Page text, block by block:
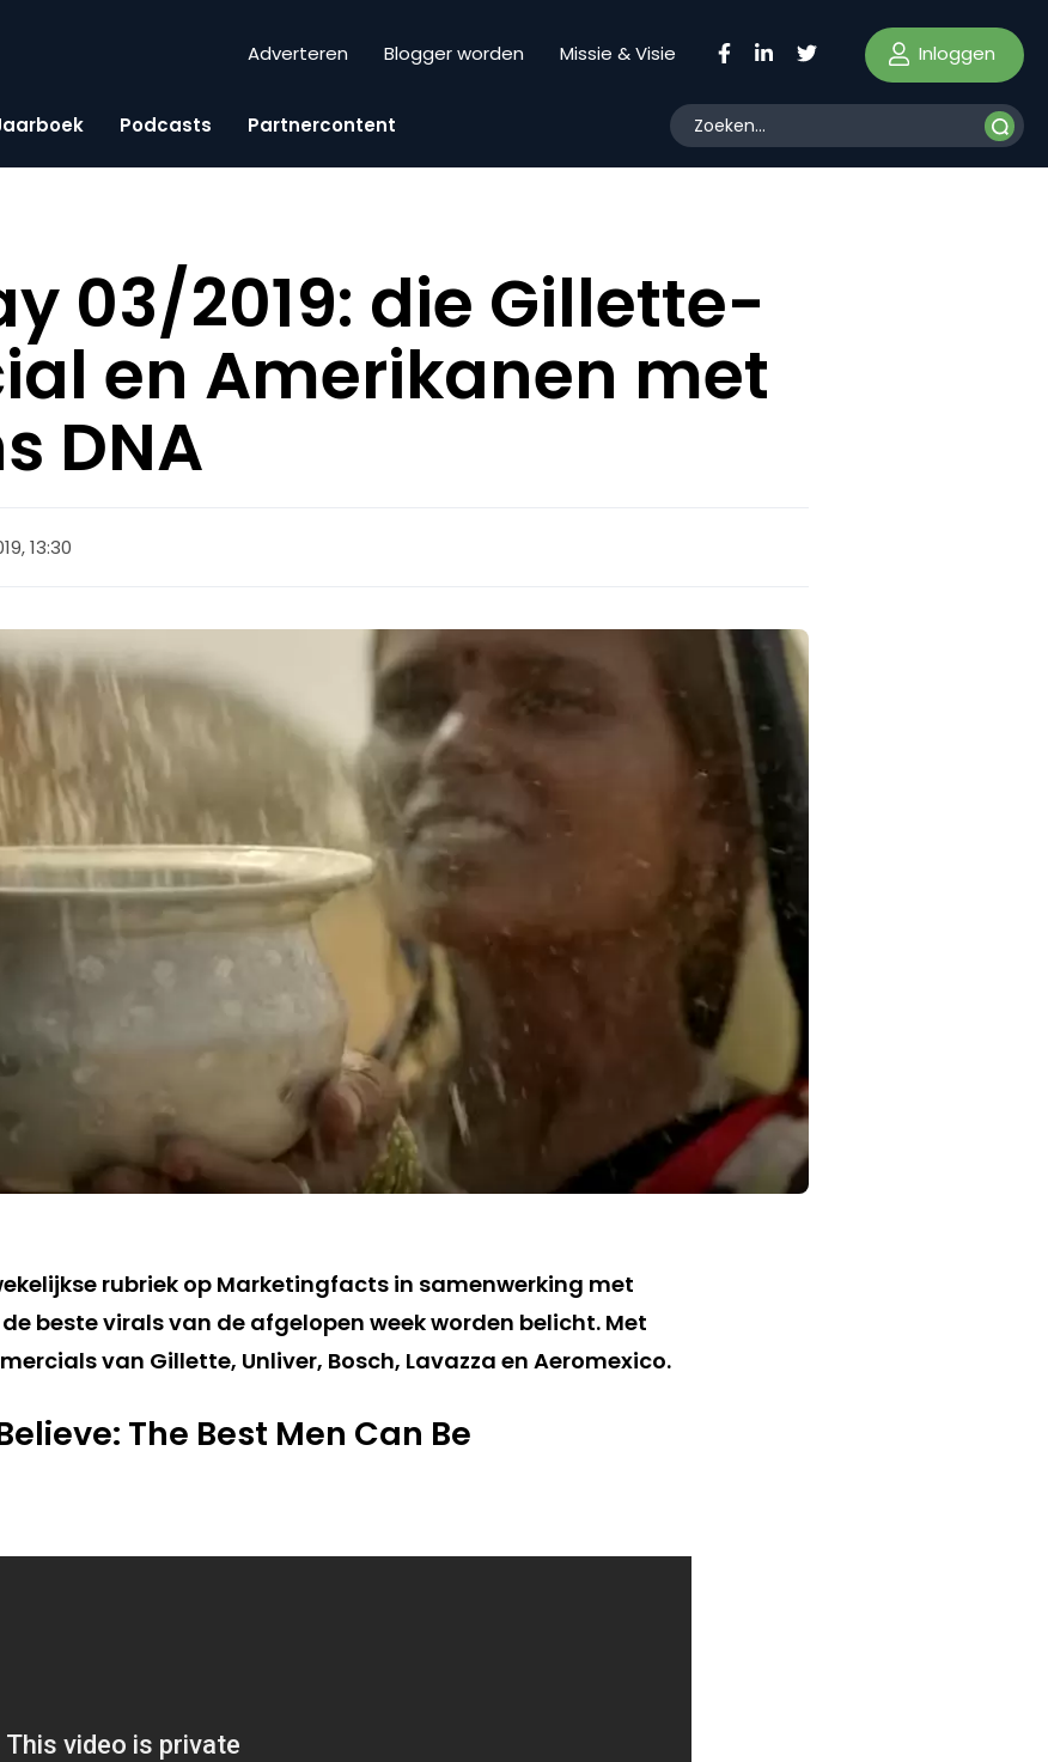
Adverteren Blogger worden Missie & Visie Inloggen
Podcasts Partnercontent
03/2019: die Gillette-
en Amerikanen met
DNA
13:30
rubriek op Marketingfacts in samenwerking met
beste virals van de afgelopen week worden belicht. Met
van Gillette, Unliver, Bosch, Lavazza en Aeromexico.
The Best Men Can Be